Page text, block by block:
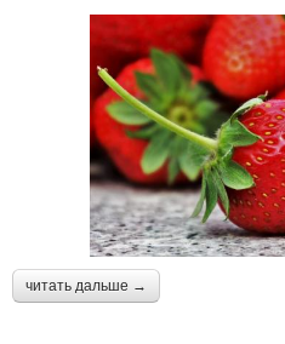
читать дальше →